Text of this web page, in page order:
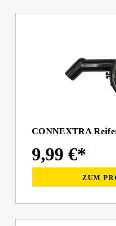
CONNEXTRA
9,99 €*
ZUM